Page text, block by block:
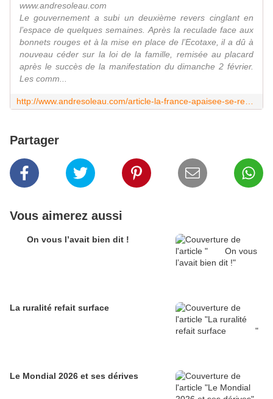
www.andresoleau.com
Le gouvernement a subi un deuxième revers cinglant en
l’espace de quelques semaines. Après la reculade face aux
bonnets rouges et à la mise en place de l’Ecotaxe, il a dû à
nouveau céder sur la loi de la famille, remisée au placard
après le succès de la manifestation du dimanche 2 février.
Les comm...
Partager
Vous aimerez aussi
On vous l’avait bien dit !
Le Mondial 2026 et ses dérives